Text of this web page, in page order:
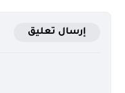
إرسال تعليق